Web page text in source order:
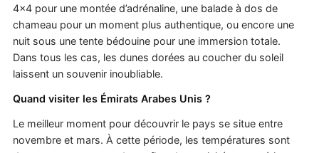
4x4 pour une montée d’adrénaline, une balade à dos de
chameau pour un moment plus authentique, ou encore une
nuit sous une tente bédouine pour une immersion totale.
Dans tous les cas, les dunes dorées au coucher du soleil
laissent un souvenir inoubliable.
Quand visiter les Émirats Arabes Unis ?
Le meilleur moment pour découvrir le pays se situe entre
novembre et mars. À cette période, les températures sont